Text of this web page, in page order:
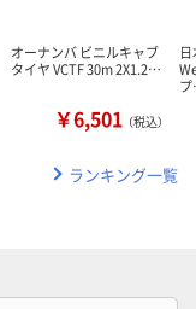
オーナンバ ビニルキャブ
タイヤ VCTF 30m 2X1.2…
￥6,501 （税込）
ランキング一覧